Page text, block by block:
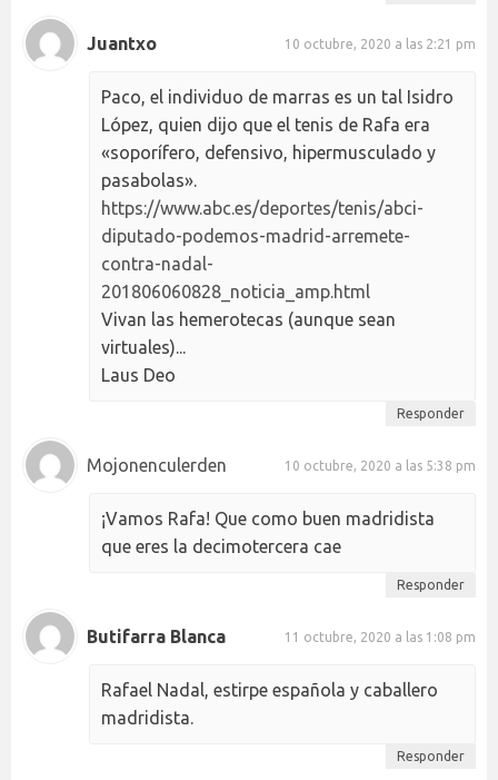
Juantxo 10 octubre, 2020 a las 2:21 pm
Paco, el individuo de marras es un tal Isidro
López, quien dijo que el tenis de Rafa era
«soporífero, defensivo, hipermusculado y
pasabolas».
https://www.abc.es/deportes/tenis/abci-
diputado-podemos-madrid-arremete-
contra-nadal-
201806060828_noticia_amp.html
Vivan las hemerotecas (aunque sean
virtuales)...
Laus Deo
Responder
Mojonenculerden 10 octubre, 2020 a las 5:38 pm
¡Vamos Rafa! Que como buen madridista
que eres la decimotercera cae
Responder
Butifarra Blanca 11 octubre, 2020 a las 1:08 pm
Rafael Nadal, estirpe española y caballero
madridista.
Responder